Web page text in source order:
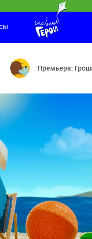
— Тучкина
Уши с хвостиком
или обезьянка —
Премьера: